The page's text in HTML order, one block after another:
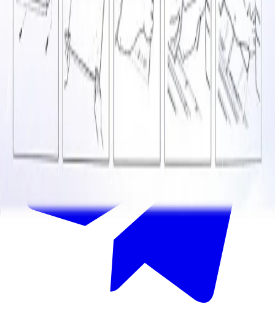
sales@insafe.ru
Москва, Люблинская ул., 153.
ТЦ «Люблю Молл», -1 уровень
Ежедневно 10:00 — 19:00
InSafe.ru — Товары и технологии для автобизнеса